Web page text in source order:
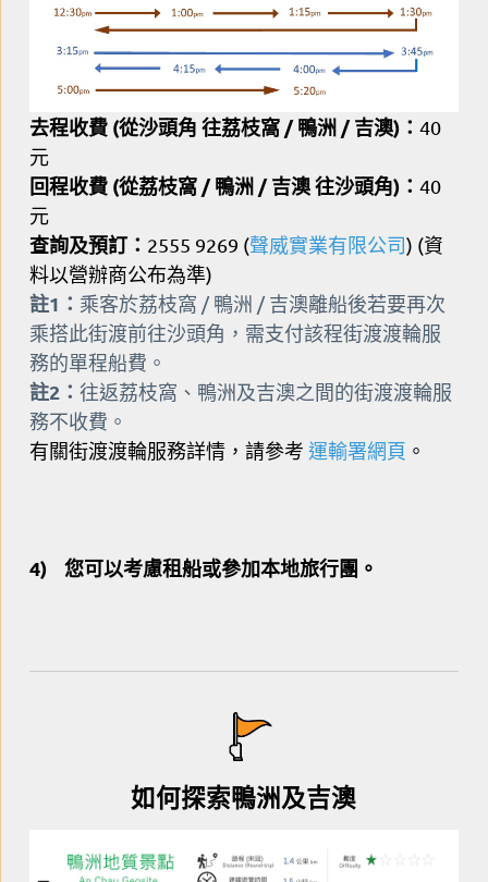
去程收費 (從沙頭角 往荔枝窩 / 鴨洲 / 吉澳)： 40
元
回程收費 (從荔枝窩 / 鴨洲 / 吉澳 往沙頭角)： 40
元
查詢及預訂： 2555 9269 (聲威實業有限公司) (資
料以營辦商公布為準)
註1： 乘客於荔枝窩 / 鴨洲 / 吉澳離船後若要再次
乘搭此街渡前往沙頭角，需支付該程街渡渡輪服
務的單程船費。
註2： 往返荔枝窩、鴨洲及吉澳之間的街渡渡輪服
務不收費。
有關街渡渡輪服務詳情，請參考 運輸署網頁 。
4) 您可以考慮租船或參加本地旅行團。
如何探索鴨洲及吉澳